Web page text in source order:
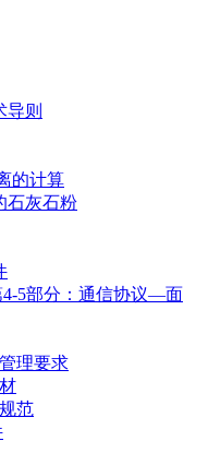
导则
的计算
石灰石粉
5部分：通信协议—面
理要求
范